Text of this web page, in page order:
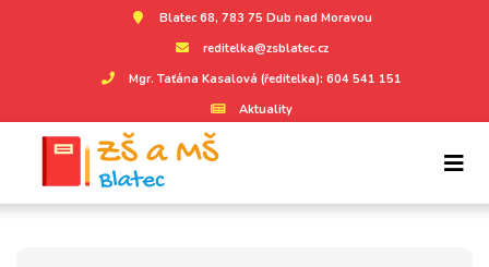
Blatec 68, 783 75 Dub nad Moravou
reditelka@zsblatec.cz
Mgr. Taťána Kasalová (ředitelka): 604 541 151
Aktuality